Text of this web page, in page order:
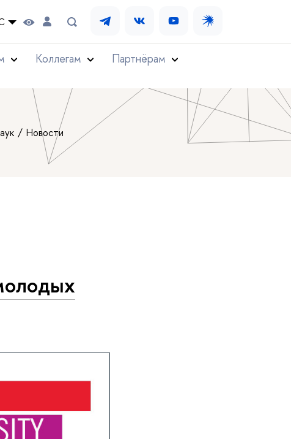
Коллегам
Партнёрам
Новости